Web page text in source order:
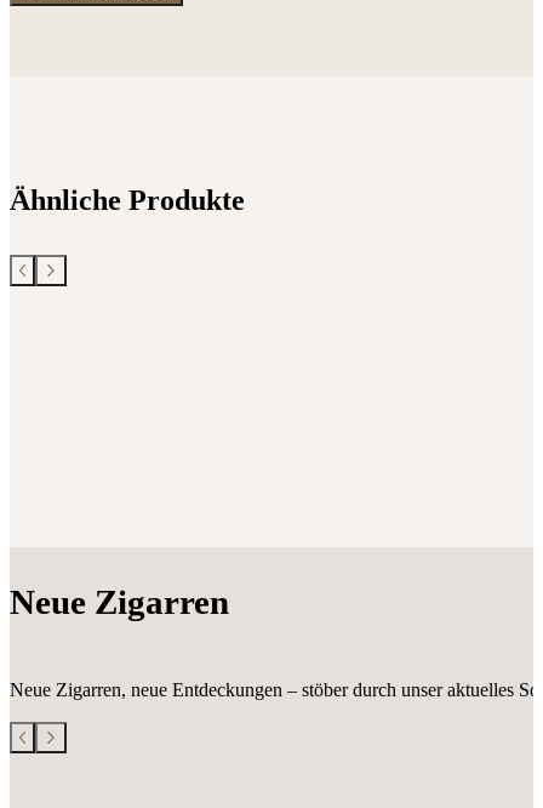
Ähnliche Produkte
Neue Zigarren
Neue Zigarren, neue Entdeckungen – stöber durch unser aktuelles